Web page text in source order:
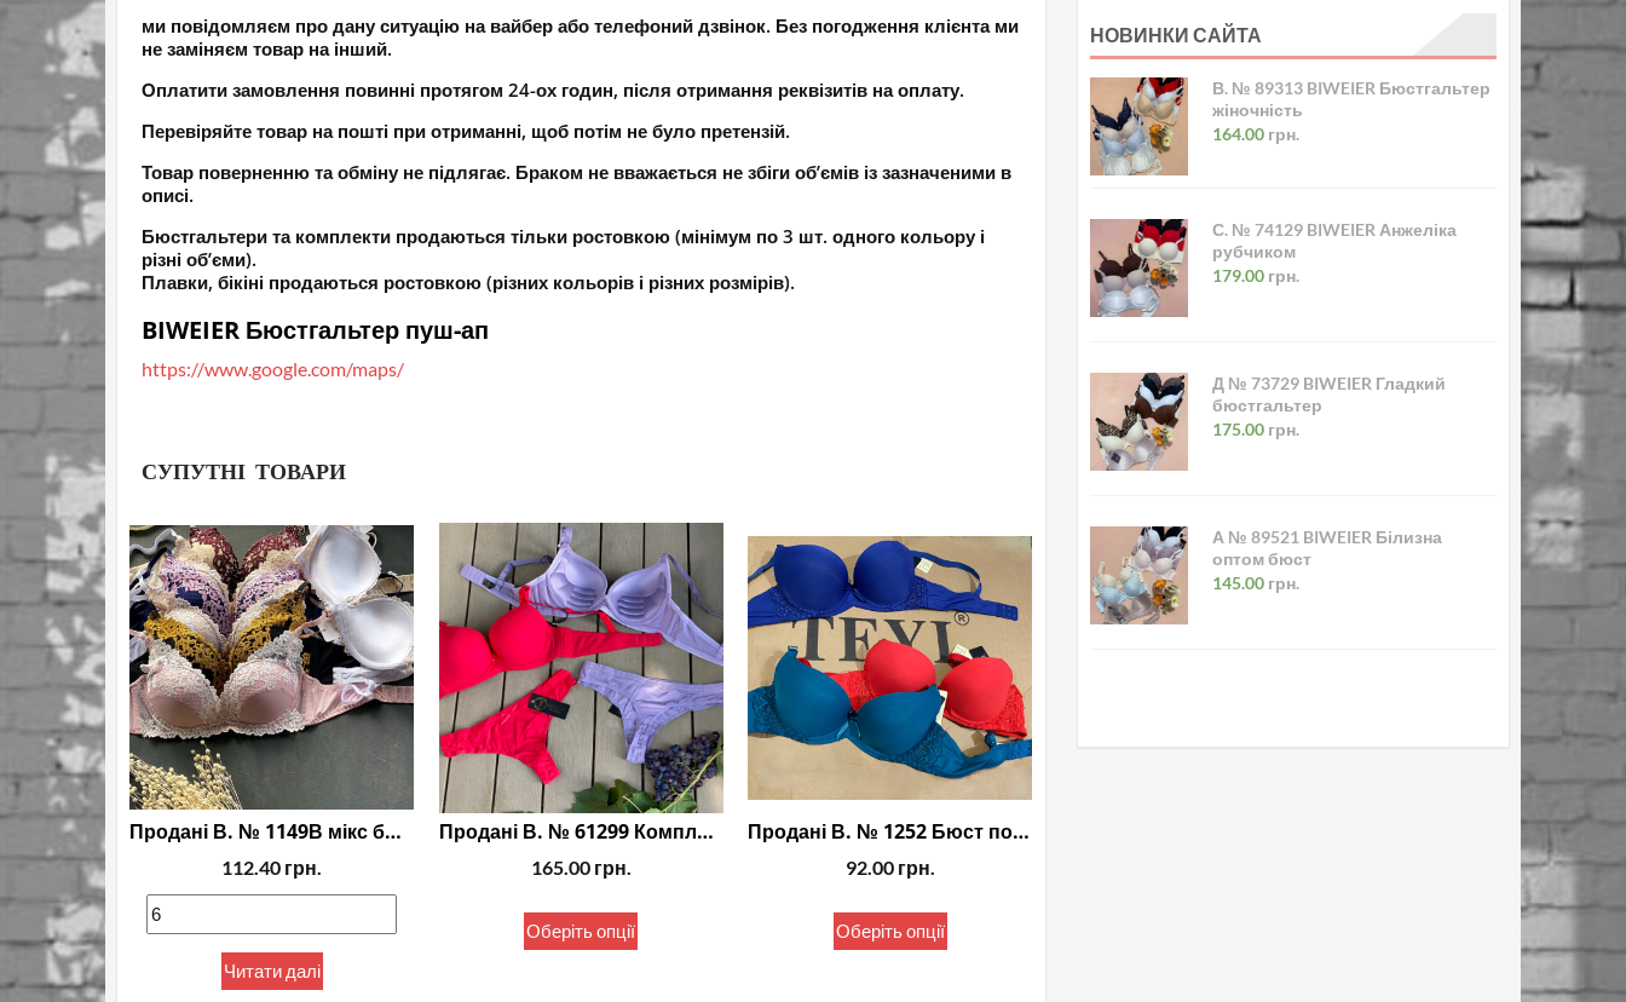
ми повідомляєм про дану ситуацію на вайбер або телефоний дзвінок. Без погодження клієнта ми
не заміняєм товар на інший.
Оплатити замовлення повинні протягом 24-ох годин, після отримання реквізитів на оплату.
Перевіряйте товар на пошті при отриманні, щоб потім не було претензій.
Товар поверненню та обміну не підлягає. Браком не вважається не збіги об’ємів із зазначеними в
описі.
Бюстгальтери та комплекти продаються тільки ростовкою (мінімум по 3 шт. одного кольору і
різні об’єми).
Плавки, бікіні продаються ростовкою (різних кольорів і різних розмірів).
BIWEIER Бюстгальтер пуш-ап
https://www.google.com/maps/
СУПУТНІ ТОВАРИ
Продані В. № 1149В мікс бюстгальтери
112.40 грн.
Читати далі
Продані В. № 61299 Комплект вічна класика
165.00 грн.
Оберіть опції
Цей
Продані В. № 1252 Бюст польського виробника
92.00 грн.
Оберіть опції
Цей
НОВИНКИ САЙТА
В. № 89313 BIWEIER Бюстгальтер
жіночність
164.00 грн.
С. № 74129 BIWEIER Анжеліка
рубчиком
179.00 грн.
Д № 73729 BIWEIER Гладкий
бюстгальтер
175.00 грн.
А № 89521 BIWEIER Білизна
оптом бюст
145.00 грн.